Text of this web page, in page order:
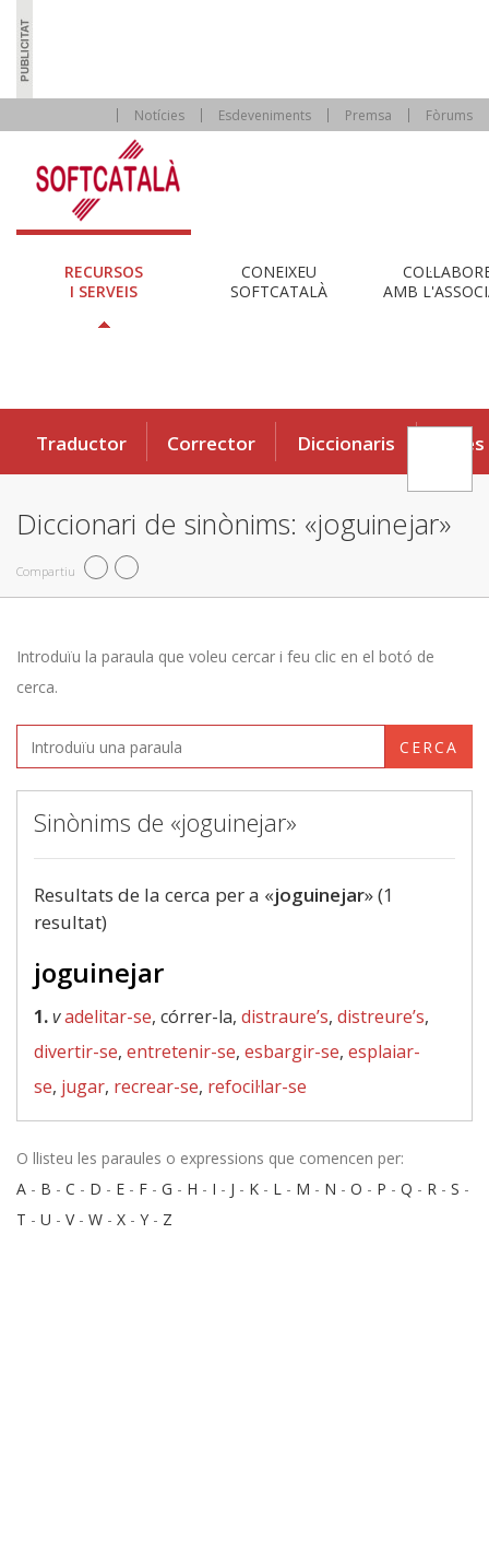
Notícies Esdeveniments Premsa Fòrums
RECURSOS
I SERVEIS
CONEIXEU
SOFTCATALÀ
AMB
Traductor Corrector Diccionaris Eines
Diccionari de sinònims: «joguinejar»
Compartiu
Introduïu la paraula que voleu cercar i feu clic en el botó de
cerca.
CERCA
Sinònims de «joguinejar»
Resultats de la cerca per a «joguinejar» (1
resultat)
joguinejar
1.vadelitar-se, córrer-la, distraure’s, distreure’s,
divertir-se, entretenir-se, esbargir-se, esplaiar-
se, jugar, recrear-se, refocil·lar-se
O llisteu les paraules o expressions que comencen per:
A - B - C - D - E - F - G - H - I - J - K - L - M - N - O - P - Q - R - S -
T - U - V- W - X - Y - Z